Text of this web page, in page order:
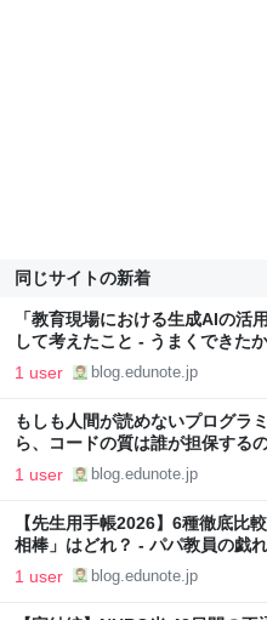
同じサイトの新着
「教育現場における生成AIの
して考えたこと - うまくできた
1 user blog.edunote.jp
もしも人間が読めないプログラ
ら、コードの質は誰が担保する
1 user blog.edunote.jp
【先生用手帳2026】6種徹底比
相棒」はどれ？ - パパ教員の戯
1 user blog.edunote.jp